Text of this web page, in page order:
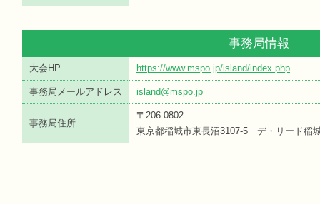
事務局情報
大会HP https://www.mspo.jp/island/index.php
事務局メールアドレス island@mspo.jp
事務局住所
〒206-0802
東京都稲城市東長沼3107-5 デ・リード稲